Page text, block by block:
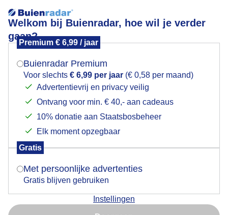
Welkom bij Buienradar, hoe wil je verder
gaan?
Premium € 6,99 / jaar
Buienradar Premium
Voor slechts € 6,99 per jaar (€ 0,58 per maand)
Advertentievrij en privacy veilig
Ontvang voor min. € 40,- aan cadeaus
10% donatie aan Staatsbosbeheer
Elk moment opzegbaar
Gratis
Met persoonlijke advertenties
Gratis blijven gebruiken
Instellingen
Regen, veel wind en wat gerommel
Door: Ilse Kootkar Gemaakt: 09-06-2026, 38x bekeken
Mogen we je locatie gebruiken voor het
Indien je hier nog geen akkoord op hebt gegeven,
verschijnt er zo een pop-up uit je browser waarin
Is goed, toon de popup
Nu niet, misschien later